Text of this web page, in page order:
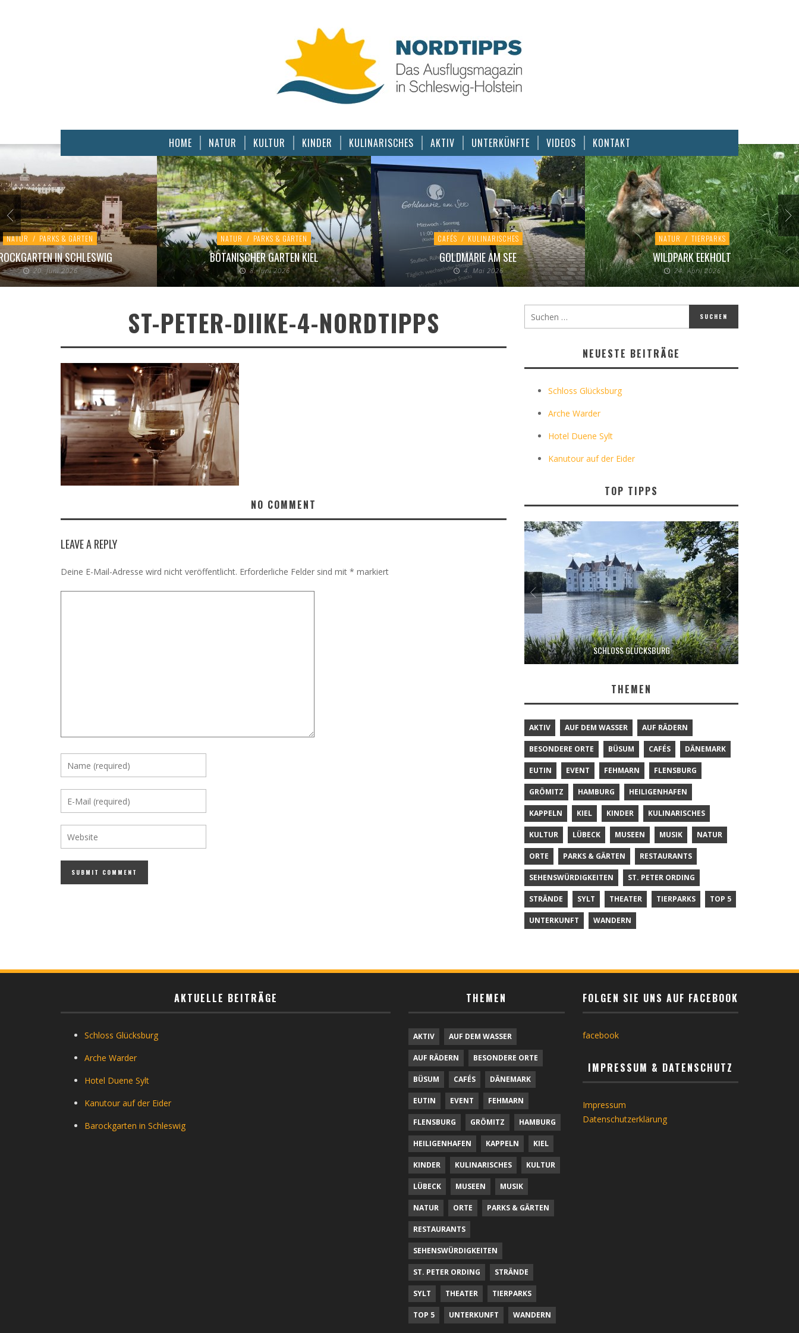
HOME NATUR KULTUR KINDER KULINARISCHES AKTIV UNTERKÜNFTE VIDEOS KONTAKT
NATUR / PARKS & GÄRTEN
IN SCHLESWIG
20. Juni 2026
NATUR / PARKS & GÄRTEN
BOTANISCHER GARTEN KIEL
8. Juni 2026
CAFÉS / KULINARISCHES
GOLDMARIE AM SEE
4. Mai 2026
NATUR / TIERPARKS
WILDPARK EEKHOLT
24. April 2026
ST-PETER-DIIKE-4-NORDTIPPS
NO COMMENT
LEAVE A REPLY
Deine E-Mail-Adresse wird nicht veröffentlicht. Erforderliche Felder sind mit * markiert
NEUESTE BEITRÄGE
Schloss Glücksburg
Arche Warder
Hotel Duene Sylt
Kanutour auf der Eider
TOP TIPPS
SCHLOSS GLÜCKSBURG
THEMEN
AKTIV AUF DEM WASSER AUF RÄDERN
BESONDERE ORTE BÜSUM CAFÉS DÄNEMARK
EUTIN EVENT FEHMARN FLENSBURG
GRÖMITZ HAMBURG HEILIGENHAFEN
KAPPELN KIEL KINDER KULINARISCHES
KULTUR LÜBECK MUSEEN MUSIK NATUR
ORTE PARKS & GÄRTEN RESTAURANTS
SEHENSWÜRDIGKEITEN ST. PETER ORDING
STRÄNDE SYLT THEATER TIERPARKS TOP 5
UNTERKUNFT WANDERN
AKTUELLE BEITRÄGE
Schloss Glücksburg
Arche Warder
Hotel Duene Sylt
Kanutour auf der Eider
Barockgarten in Schleswig
THEMEN
AKTIV AUF DEM WASSER
AUF RÄDERN BESONDERE ORTE
BÜSUM CAFÉS DÄNEMARK
EUTIN EVENT FEHMARN
FLENSBURG GRÖMITZ HAMBURG
HEILIGENHAFEN KAPPELN KIEL
KINDER KULINARISCHES KULTUR
LÜBECK MUSEEN MUSIK
NATUR ORTE PARKS & GÄRTEN
RESTAURANTS
SEHENSWÜRDIGKEITEN
ST. PETER ORDING STRÄNDE
SYLT THEATER TIERPARKS
TOP 5 UNTERKUNFT WANDERN
FOLGEN SIE UNS AUF FACEBOOK
facebook
IMPRESSUM & DATENSCHUTZ
Impressum
Datenschutzerklärung